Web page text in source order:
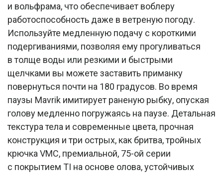
и вольфрама, что обеспечивает воблеру
работоспособность даже в ветреную погоду.
Используйте медленную подачу с короткими
подергиваниями, позволяя ему прогуливаться
в толще воды или резкими и быстрыми
щелчками вы можете заставить приманку
повернуться почти на 180 градусов. Во время
паузы Mavrik имитирует раненую рыбку, опуская
голову медленно погружаясь на паузе. Детальная
текстура тела и современные цвета, прочная
конструкция и три острых, как бритва, тройных
крючка VMC, премиальной, 75-ой серии
с покрытием TI на основе олова, устойчивых